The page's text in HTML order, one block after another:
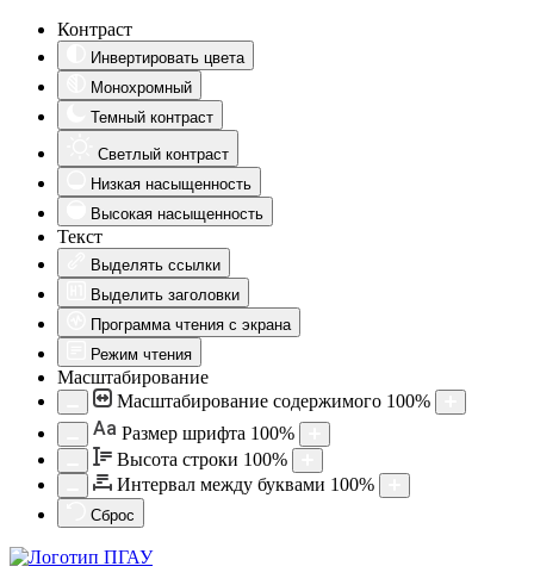
Контраст
Инвертировать цвета
Монохромный
Темный контраст
Светлый контраст
Низкая насыщенность
Высокая насыщенность
Текст
Выделять ссылки
Выделить заголовки
Программа чтения с экрана
Режим чтения
Масштабирование
Масштабирование содержимого 100%
Aa Размер шрифта 100%
Высота строки 100%
Интервал между буквами 100%
Сброс